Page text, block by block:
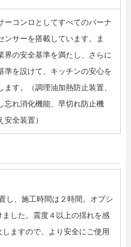
ーコンロとしてすべてのバーナ
ンサーを搭載しています。ま
界の安全基準を満たし、さらに
準を設けて、キッチンの安心を
ます。（調理油加熱防止装置、
忘れ消化機能、早切れ防止機
安全装置）
し、施工時間は２時間。オプシ
ました。震度４以上の揺れを感
ますので、より安全にご使用